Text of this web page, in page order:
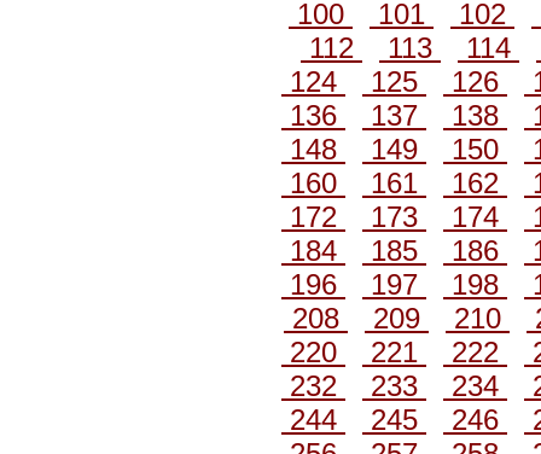
100
101 102
112
113 114
124
125 126
136
137 138
148
149 150
160
161 162
172
173 174
184
185 186
196
197 198
208
209 210
220
221 222
232
233 234
244
245 246